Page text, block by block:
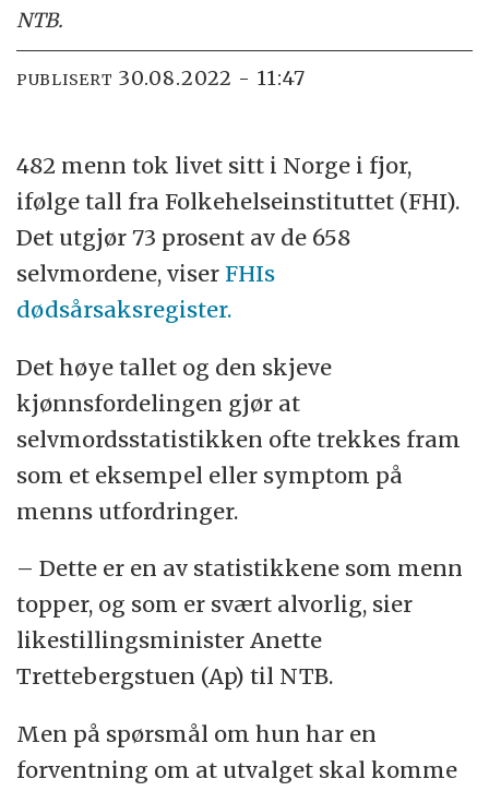
NTB.
PUBLISERT 30.08.2022 - 11:47
482 menn tok livet sitt i Norge i fjor,
ifølge tall fra Folkehelseinstituttet (FHI).
Det utgjør 73 prosent av de 658
selvmordene, viserFHIs
dødsårsaksregister.
Det høye tallet og den skjeve
kjønnsfordelingen gjør at
selvmordsstatistikken ofte trekkes fram
som et eksempel eller symptom på
menns utfordringer.
– Dette er en av statistikkene som menn
topper, og som er svært alvorlig, sier
likestillingsminister Anette
Trettebergstuen (Ap) til NTB.
Men på spørsmål om hun har en
forventning om at utvalget skal komme